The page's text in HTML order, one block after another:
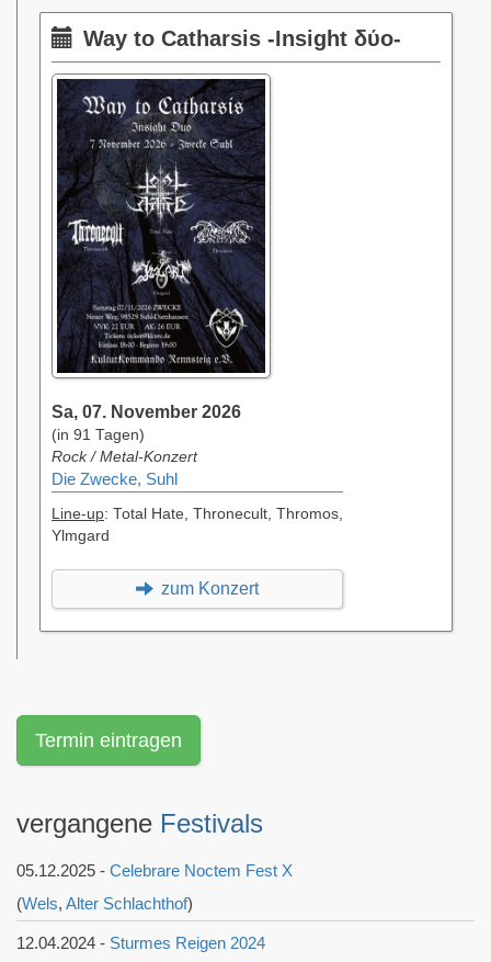
Way to Catharsis -Insight δύο-
Sa, 07. November 2026
(in 91 Tagen)
Rock / Metal-Konzert
Die Zwecke, Suhl
Line-up: Total Hate, Thronecult, Thromos,
Ylmgard
zum Konzert
Termin eintragen
vergangene Festivals
05.12.2025 - Celebrare Noctem Fest X
(Wels, Alter Schlachthof)
12.04.2024 - Sturmes Reigen 2024